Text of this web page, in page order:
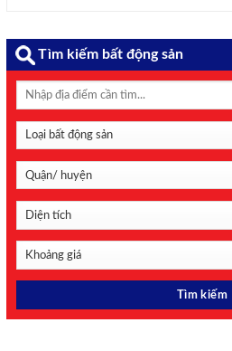
Tìm kiếm bất động sản